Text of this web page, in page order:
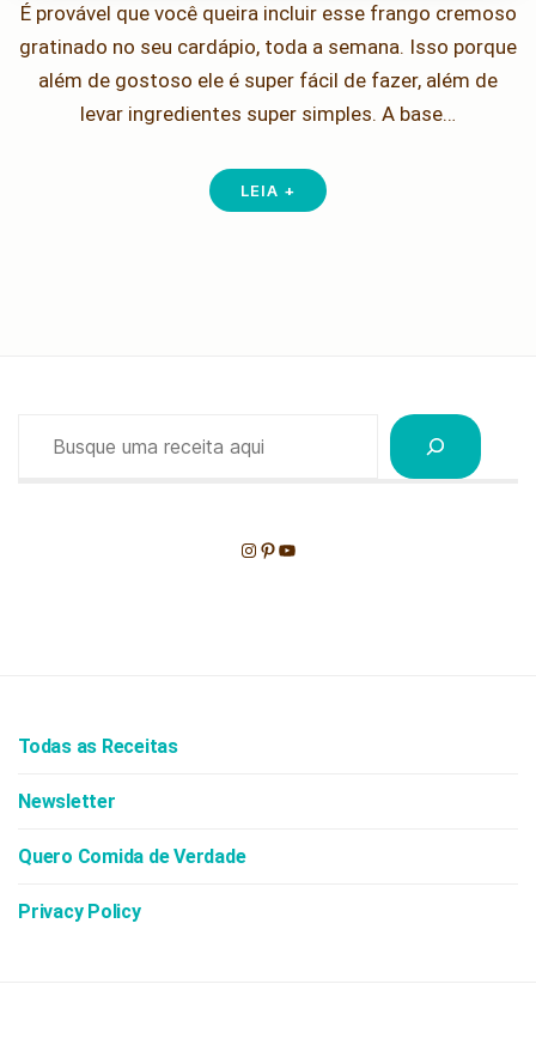
É provável que você queira incluir esse frango cremoso
gratinado no seu cardápio, toda a semana. Isso porque
além de gostoso ele é super fácil de fazer, além de
levar ingredientes super simples. A base…
LEIA +
Instagram
Pinterest
Youtube
Todas as Receitas
Newsletter
Quero Comida de Verdade
Privacy Policy